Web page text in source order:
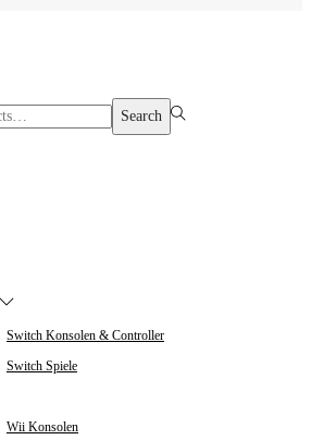
Search
Switch Konsolen & Controller
Switch Spiele
Wii Konsolen